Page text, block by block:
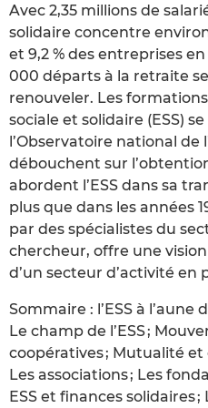
Avec 2,35 millions de
solidaire concentre
et 9,2 % des entreprises
000 départs à la retraite
renouveler. Les
sociale et solidaire (ESS)
l’Observatoire national de
débouchent sur
abordent l’ESS dans sa
plus que dans les années
par des spécialistes du
chercheur, offre une
d’un secteur d’activité en
Sommaire : l’ESS à
Le champ de l’ESS ;
coopératives ; Mutualité
Les associations ; Les
ESS et finances solidaires